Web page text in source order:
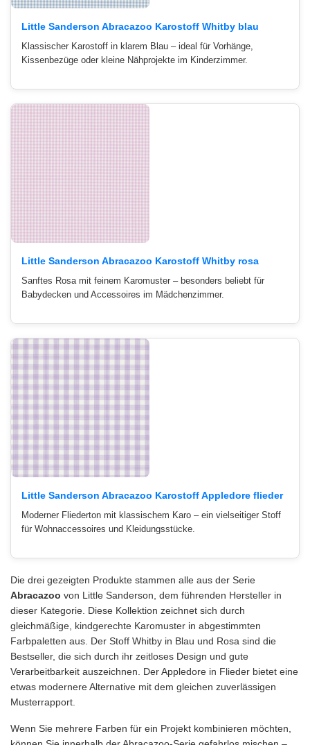
Little Sanderson Abracazoo Karostoff Whitby blau
Klassischer Karostoff in klarem Blau – ideal für Vorhänge,
Kissenbezüge oder kleine Nähprojekte im Kinderzimmer.
Little Sanderson Abracazoo Karostoff Whitby rosa
Sanftes Rosa mit feinem Karomuster – besonders beliebt für
Babydecken und Accessoires im Mädchenzimmer.
Little Sanderson Abracazoo Karostoff Appledore flieder
Moderner Fliederton mit klassischem Karo – ein vielseitiger Stoff
für Wohnaccessoires und Kleidungsstücke.
Die drei gezeigten Produkte stammen alle aus der Serie
Abracazoo von Little Sanderson, dem führenden Hersteller in
dieser Kategorie. Diese Kollektion zeichnet sich durch
gleichmäßige, kindgerechte Karomuster in abgestimmten
Farbpaletten aus. Der Stoff Whitby in Blau und Rosa sind die
Bestseller, die sich durch ihr zeitloses Design und gute
Verarbeitbarkeit auszeichnen. Der Appledore in Flieder bietet eine
etwas modernere Alternative mit dem gleichen zuverlässigen
Musterrapport.
Wenn Sie mehrere Farben für ein Projekt kombinieren möchten,